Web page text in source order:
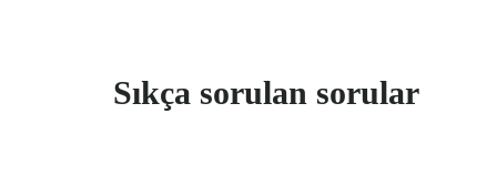
Sıkça sorulan sorular